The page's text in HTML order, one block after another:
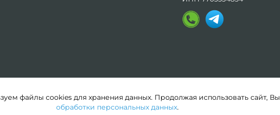
файлы cookies для хранения данных. Продолжая использовать сайт,
обработки персональных данных.